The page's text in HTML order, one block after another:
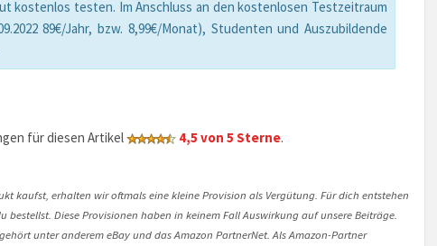
kostenlos testen. Im Anschluss an den kostenlosen Testzeitraum
89€/Jahr, bzw. 8,99€/Monat), Studenten und Auszubildende
für diesen Artikel 4,5 von 5 Sterne.
kaufst, erhalten wir oftmals eine kleine Provision als Vergütung. Für dich entstehen
Diese Provisionen haben in keinem Fall Auswirkung auf unsere Beiträge.
unter anderem eBay und das Amazon PartnerNet. Als Amazon-Partner